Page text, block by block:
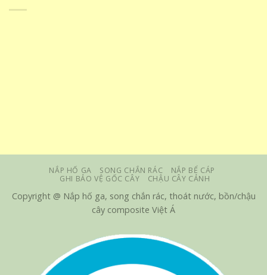
NẮP HỐ GA SONG CHẮN RÁC
NẮP BỂ CÁP
GHI BẢO VỆ GỐC CÂY
CHẬU CÂY CẢNH
Copyright @ Nắp hố ga, song chắn rác, thoát nước, bồn/chậu
cây composite Việt Á